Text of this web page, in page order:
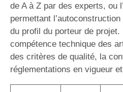
de A à Z par des experts, ou
permettant
du profil du porteur de
compétence technique des
des critères de qualité, la
réglementations en vigueur